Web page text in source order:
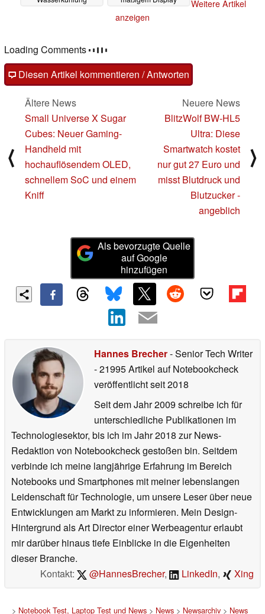
Weitere Artikel
anzeigen
Loading Comments
Diesen Artikel kommentieren / Antworten
⟨
Ältere News
Small Universe X Sugar
Cubes: Neuer Gaming-
Handheld mit
hochauflösendem OLED,
schnellem SoC und einem
Kniff
Neuere News
BlitzWolf BW-HL5
Ultra: Diese
Smartwatch kostet
nur gut 27 Euro und
misst Blutdruck und
Blutzucker -
angeblich
⟩
Als bevorzugte Quelle
auf Google
hinzufügen
Hannes Brecher- Senior Tech Writer
- 21995 Artikel auf Notebookcheck
veröffentlichtseit 2018
Seit dem Jahr 2009 schreibe ich für
unterschiedliche Publikationen im
Technologiesektor, bis ich im Jahr 2018 zur News-
Redaktion von Notebookcheck gestoßen bin. Seitdem
verbinde ich meine langjährige Erfahrung im Bereich
Notebooks und Smartphones mit meiner lebenslangen
Leidenschaft für Technologie, um unsere Leser über neue
Entwicklungen am Markt zu informieren. Mein Design-
Hintergrund als Art Director einer Werbeagentur erlaubt
mir darüber hinaus tiefe Einblicke in die Eigenheiten
dieser Branche.
Kontakt:
@HannesBrecher, LinkedIn, Xing
> Notebook Test, Laptop Test und News> News> Newsarchiv> News